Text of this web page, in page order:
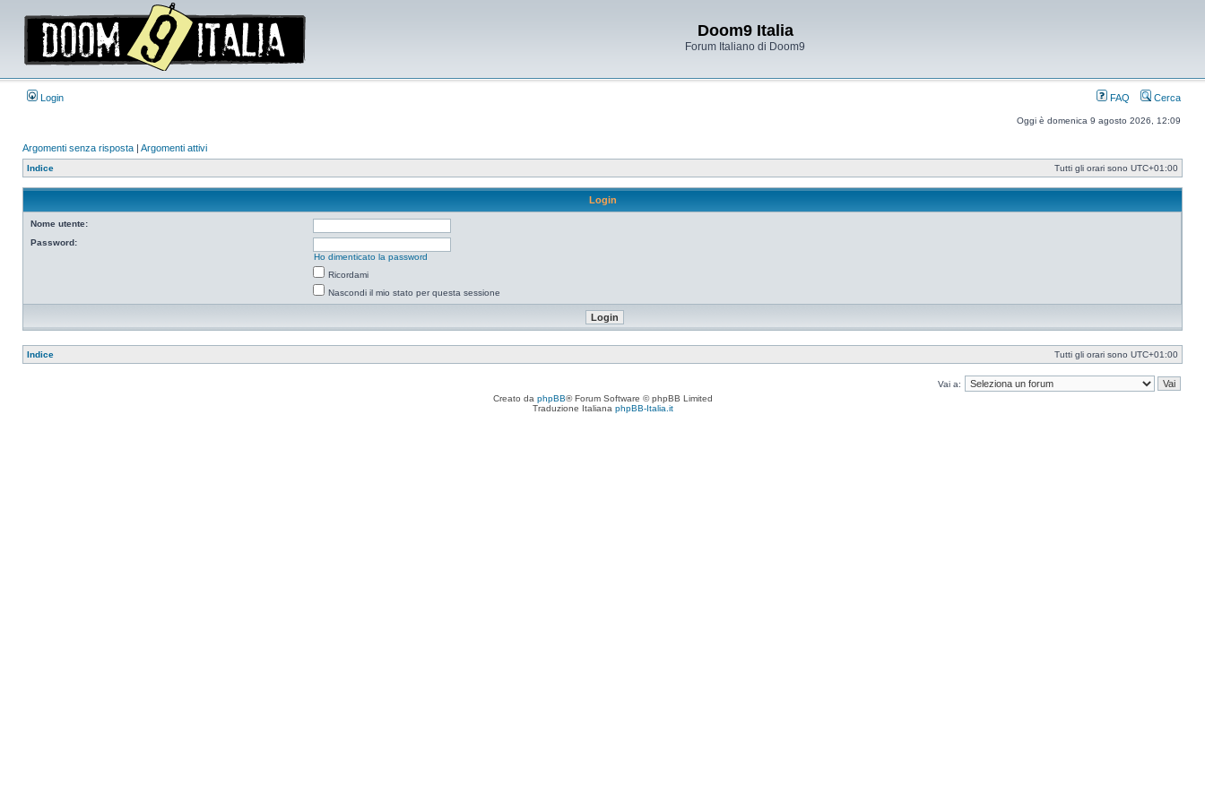
Doom9 Italia
Forum Italiano di Doom9
Login FAQ Cerca
Oggi è domenica 9 agosto 2026, 12:09
Argomenti senza risposta | Argomenti attivi
Indice Tutti gli orari sono UTC+01:00
Login
Nome utente:
Password:
Ho dimenticato la password
Ricordami
Nascondi il mio stato per questa sessione
Indice Tutti gli orari sono UTC+01:00
Vai a:
Creato da phpBB® Forum Software © phpBB Limited
Traduzione Italiana phpBB-Italia.it